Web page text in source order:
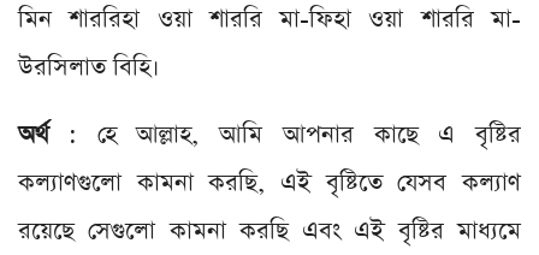
মিন শাররিহা ওয়া শাররি মা-ফিহা ওয়া শাররি মা-
উরসিলাত বিহি।
অর্থ : হে আল্লাহ, আমি আপনার কাছে এ বৃষ্টির
কল্যাণগুলো কামনা করছি, এই বৃষ্টিতে যেসব কল্যাণ
রয়েছে সেগুলো কামনা করছি এবং এই বৃষ্টির মাধ্যমে